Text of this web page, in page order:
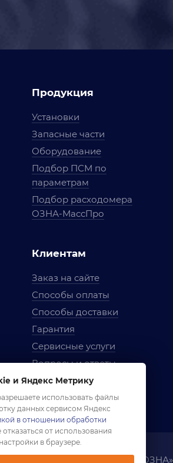
Продукция
Установки
Запасные части
Оборудование
Подбор ПСМ по
параметрам
Подбор расходомера
ОЗНА-МассПро
Клиентам
Заказ на сайте
Способы оплаты
Способы доставки
Гарантия
Сервисные услуги
Вопросы и ответы
Условия сотрудничества
Правила использования
Компания «ОЗНА»
и Яндекс Метрику
использовать файлы
данных сервисом Яндекс
в отношении обработки
от использования
в браузере.